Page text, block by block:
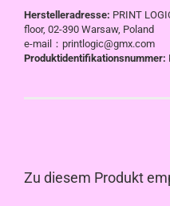
Herstelleradresse: PRINT
floor, 02-390 Warsaw, Poland
e-mail：printlogic@gmx.com
Produktidentifikationsnummer:
Zu diesem Produkt